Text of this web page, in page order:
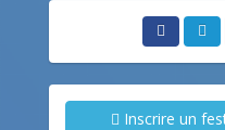
Inscrire un